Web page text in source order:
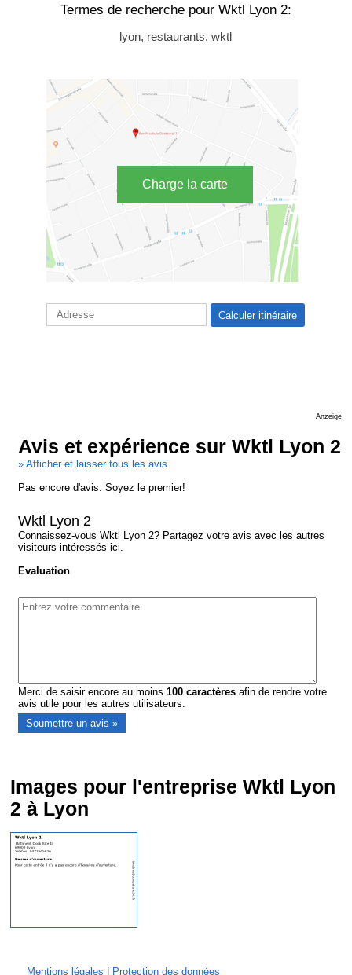
Termes de recherche pour Wktl Lyon 2:
lyon, restaurants, wktl
Charge la carte
Anzeige
Avis et expérience sur Wktl Lyon 2
» Afficher et laisser tous les avis
Pas encore d'avis. Soyez le premier!
Wktl Lyon 2
Connaissez-vous Wktl Lyon 2? Partagez votre avis avec les autres
visiteurs intéressés ici.
Evaluation
Merci de saisir encore au moins100 caractères afin de rendre votre
avis utile pour les autres utilisateurs.
Images pour l'entreprise Wktl Lyon
2 à Lyon
Mentions légales | Protection des données